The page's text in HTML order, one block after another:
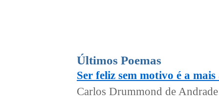
Últimos Poemas
Ser feliz sem motivo é a
Carlos Drummond de